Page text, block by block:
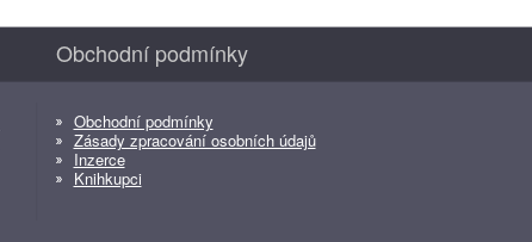
Obchodní podmínky
Obchodní podmínky
Zásady zpracování osobních údajů
Inzerce
Knihkupci